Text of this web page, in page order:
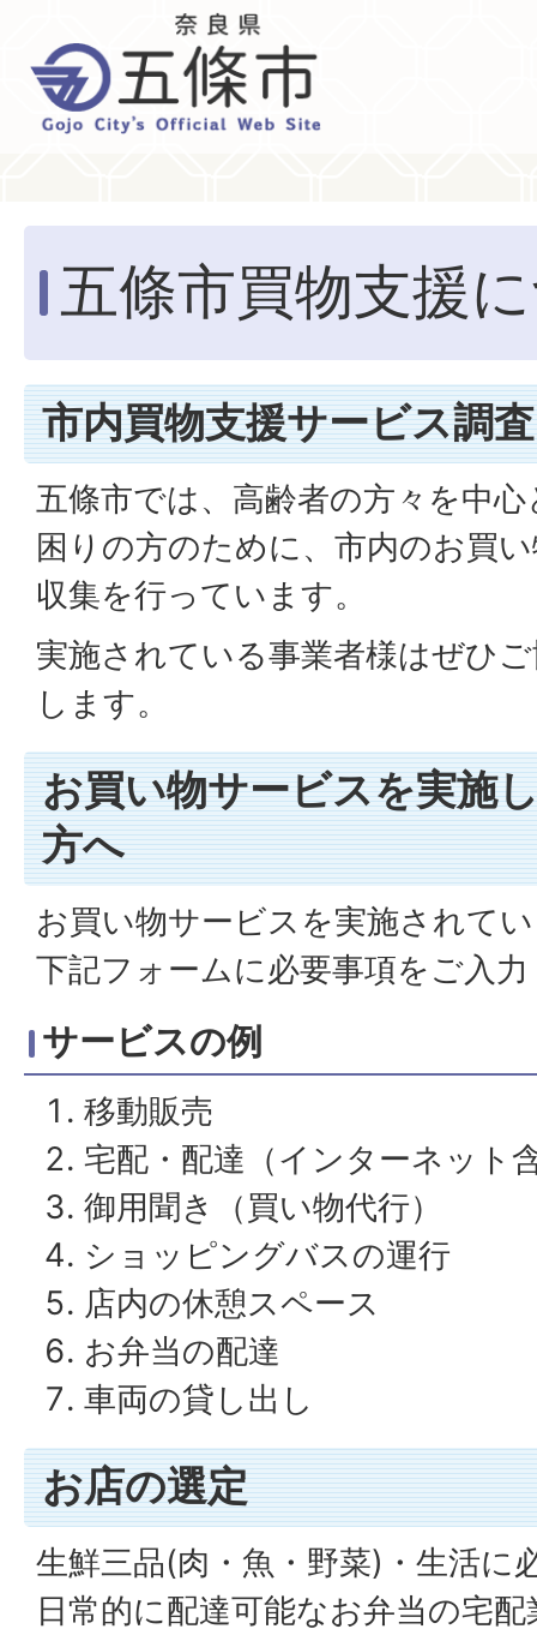
五條市買物支援
市内買物支援サービス調査
五條市では、高齢者の方々を中
困りの方のために、市内のお買
収集を行っています。
実施されている事業者様はぜひ
します。
お買い物サービスを実施
方へ
お買い物サービスを実施されて
下記フォームに必要事項をご入
サービスの例
移動販売
宅配・配達（インターネット
御用聞き（買い物代行）
ショッピングバスの運行
店内の休憩スペース
お弁当の配達
車両の貸し出し
お店の選定
生鮮三品(肉・魚・野菜)・生活に
日常的に配達可能なお弁当の宅